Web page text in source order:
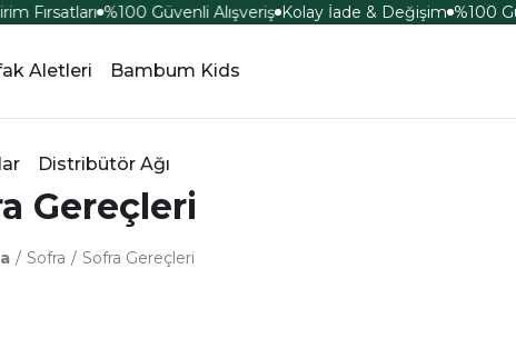
Fırsatları %100 Güvenli Alışveriş Kolay İade & Değişim %100
Aletleri Bambum Kids
Distribütör Ağı
Gereçleri
Sofra Sofra Gereçleri